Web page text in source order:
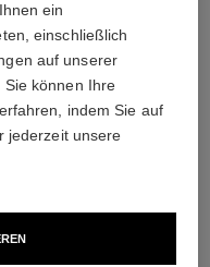
ein
einschließlich
auf unserer
können Ihre
indem Sie auf
jederzeit unsere